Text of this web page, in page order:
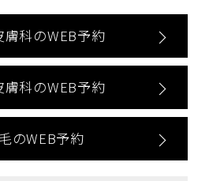
膚科のWEB予約
膚科のWEB予約
のWEB予約